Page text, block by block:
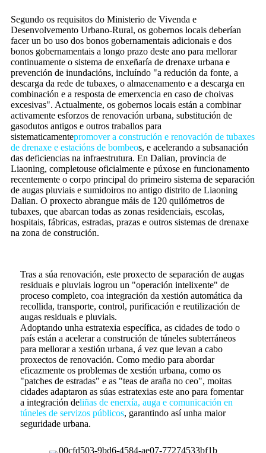
Segundo os requisitos do Ministerio de Vivenda e
Desenvolvemento Urbano-Rural, os gobernos locais deberían
facer un bo uso dos bonos gobernamentais adicionais e dos
bonos gobernamentais a longo prazo deste ano para mellorar
continuamente o sistema de enxeñaría de drenaxe urbana e
prevención de inundacións, incluíndo "a redución da fonte, a
descarga da rede de tubaxes, o almacenamento e a descarga en
combinación e a resposta de emerxencia en caso de choivas
excesivas". Actualmente, os gobernos locais están a combinar
activamente esforzos de renovación urbana, substitución de
gasodutos antigos e outros traballos para
sistematicamentepromover a construción e renovación de tubaxes
de drenaxe e estacións de bombeos, e acelerando a subsanación
das deficiencias na infraestrutura. En Dalian, provincia de
Liaoning, completouse oficialmente e púxose en funcionamento
recentemente o corpo principal do primeiro sistema de separación
de augas pluviais e sumidoiros no antigo distrito de Liaoning
Dalian. O proxecto abrangue máis de 120 quilómetros de
tubaxes, que abarcan todas as zonas residenciais, escolas,
hospitais, fábricas, estradas, prazas e outros sistemas de drenaxe
na zona de construción.
Tras a súa renovación, este proxecto de separación de augas
residuais e pluviais logrou un "operación intelixente" de
proceso completo, coa integración da xestión automática da
recollida, transporte, control, purificación e reutilización de
augas residuais e pluviais.
Adoptando unha estratexia específica, as cidades de todo o
país están a acelerar a construción de túneles subterráneos
para mellorar a xestión urbana, á vez que levan a cabo
proxectos de renovación. Como medio para abordar
eficazmente os problemas de xestión urbana, como os
"patches de estradas" e as "teas de araña no ceo", moitas
cidades adaptaron as súas estratexias este ano para fomentar
a integración deliñas de enerxía, auga e comunicación en
túneles de servizos públicos, garantindo así unha maior
seguridade urbana.